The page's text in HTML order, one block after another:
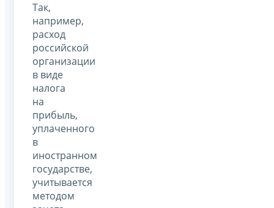
Так,
например,
расход
российской
организации
в виде
налога
на
прибыль,
уплаченного
в
иностранном
государстве,
учитывается
методом